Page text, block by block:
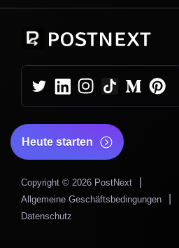
Heute starten
Copyright © 2026 PostNext
Allgemeine Geschäftsbedingungen
Datenschutz